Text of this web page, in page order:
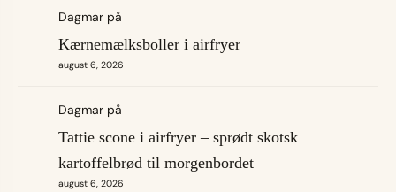
Dagmarpå
Kærnemælksboller i airfryer
august 6, 2026
Dagmarpå
Tattie scone i airfryer – sprødt skotsk
kartoffelbrød til morgenbordet
august 6, 2026